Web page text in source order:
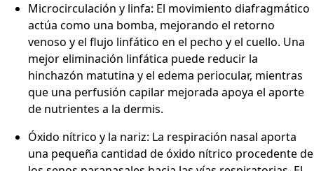
Microcirculación y linfa: El movimiento diafragmático
actúa como una bomba, mejorando el retorno
venoso y el flujo linfático en el pecho y el cuello. Una
mejor eliminación linfática puede reducir la
hinchazón matutina y el edema periocular, mientras
que una perfusión capilar mejorada apoya el aporte
de nutrientes a la dermis.
Óxido nítrico y la nariz: La respiración nasal aporta
una pequeña cantidad de óxido nítrico procedente de